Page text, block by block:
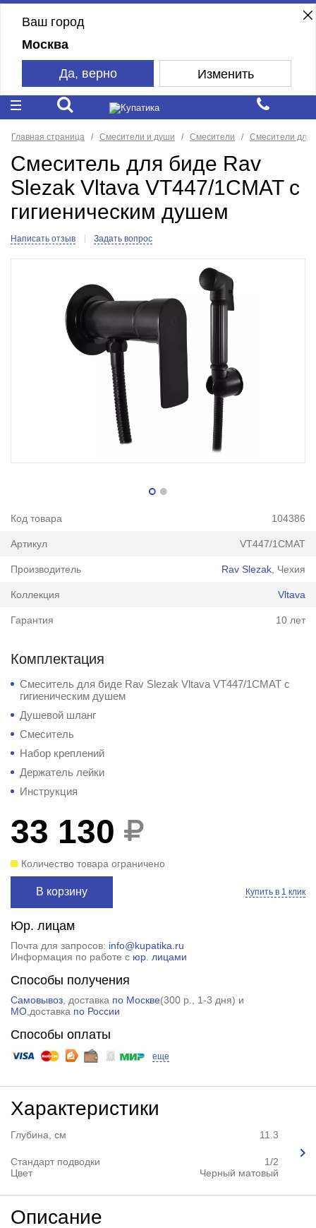
Ваш город
Москва
Да, верно Изменить
Главная страница Смесители и души Смесители Смесители для
Смеситель для биде Rav
Slezak Vltava VT447/1CMAT с
гигиеническим душем
Написать отзыв Задать вопрос
Код товара 104386
Артикул VT447/1CMAT
Производитель Rav Slezak , Чехия
Коллекция Vltava
Гарантия 10 лет
Комплектация
Смеситель для биде Rav Slezak Vltava VT447/1CMAT с
гигиеническим душем
Душевой шланг
Смеситель
Набор креплений
Держатель лейки
Инструкция
33 130
Количество товара ограничено
В корзину Купить в 1 клик
Юр. лицам
Почта для запросов: info@kupatika.ru
Информация по работе с юр. лицами
Способы получения
Самовывоз, доставка по Москве(300 р.
, 1-3 дня) и
МО,доставка по России
Способы оплаты
еще
Характеристики
Глубина, см 11.3
Стандарт подводки
1/2
Цвет
Черный матовый
Описание